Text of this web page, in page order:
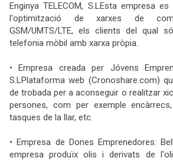
Enginya TELECOM, S.LEsta empresa
l'optimització de xarxes de
GSM/UMTS/LTE, els clients del qual
telefonia mòbil amb xarxa pròpia.
• Empresa creada per Jóvens
S.LPlataforma web (Cronoshare.com)
de trobada per a aconseguir o realitzar
persones, com per exemple
tasques de la llar, etc.
• Empresa de Dones Emprenedores:
empresa produïx olis i derivats de